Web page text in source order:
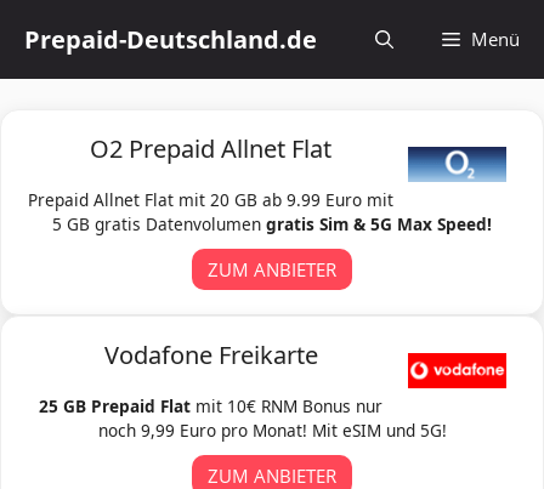
Inhalt
springen
Prepaid-Deutschland.de Menü
O2 Prepaid Allnet Flat
Prepaid Allnet Flat mit 20 GB ab 9.99 Euro mit
5 GB gratis Datenvolumen gratis Sim & 5G Max Speed!
ZUM ANBIETER
Vodafone Freikarte
25 GB Prepaid Flat mit 10€ RNM Bonus nur
noch 9,99 Euro pro Monat! Mit eSIM und 5G!
ZUM ANBIETER